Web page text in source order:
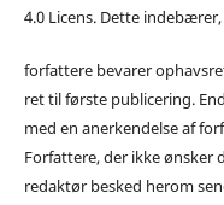
4.0 Licens. Dette
forfattere bevarer
ret til første publicering.
med en anerkendelse af
Forfattere, der ikke ønsker
redaktør besked herom